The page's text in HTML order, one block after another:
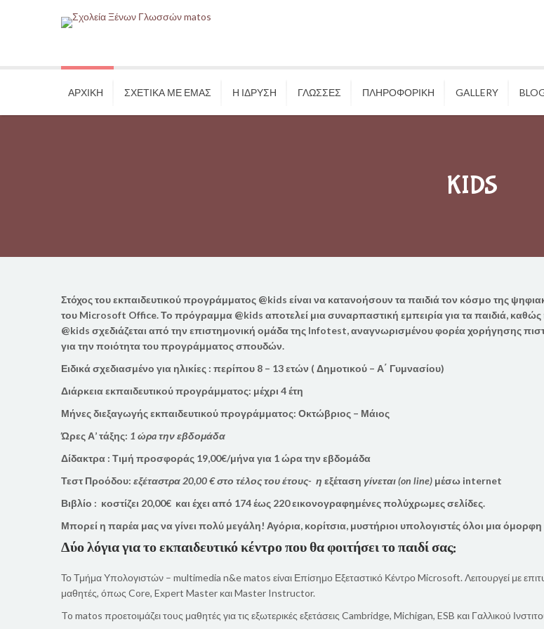
ΑΡΧΙΚΗ ΣΧΕΤΙΚΑ ΜΕ ΕΜΑΣ Η ΙΔΡΥΣΗ ΓΛΩΣΣΕΣ ΠΛΗΡΟΦΟΡΙΚΗ GALLERY
KIDS
Στόχος του εκπαιδευτικού προγράμματος @kids είναι να κατανοήσουν τα παιδιά τον κόσμο της
του Microsoft Office.Το πρόγραμμα @kids αποτελεί μια συναρπαστική εμπειρία για τα παιδιά, καθώς
@kids σχεδιάζεται από την επιστημονική ομάδα της Infotest,αναγνωρισμένου φορέα χορήγησης
για την ποιότητα του προγράμματος σπουδών.
Ειδικά σχεδιασμένο για ηλικίες : περίπου 8 – 13 ετών ( Δημοτικού – Α΄ Γυμνασίου)
Διάρκεια εκπαιδευτικού προγράμματος: μέχρι 4 έτη
Μήνες διεξαγωγής εκπαιδευτικού προγράμματος: Οκτώβριος – Μάιος
Ώρες Α’ τάξης: 1 ώρaτην εβδομάδα
Δίδακτρα : Τιμή προσφοράς 19,00€/μήνα για 1 ώρα την εβδομάδα
Τεστ Προόδου: εξέταστρα 20,00 € στο τέλος του έτους- η εξέταση γίνεται (on line) μέσω internet
Βιβλίο : κοστίζει 20,00€ και έχει από 174 έως 220 εικονογραφημένες πολύχρωμες σελίδες.
Μπορεί η παρέα μας να γίνει πολύ μεγάλη! Αγόρια, κορίτσια, μυστήριοι υπολογιστές όλοι μια
Δύο λόγια για το εκπαιδευτικό κέντρο που θα φοιτήσει το παιδί σας:
Το Τμήμα Υπολογιστών – multimedia n&ematos είναι Επίσημο Εξεταστικό Κέντρο Microsoft. Λειτουργεί με
μαθητές, όπως Core, Expert Master καιMaster Instructor.
To matos προετοιμάζει τους μαθητές για τις εξωτερικές εξετάσεις Cambridge, Michigan, ESB και Γαλλικού